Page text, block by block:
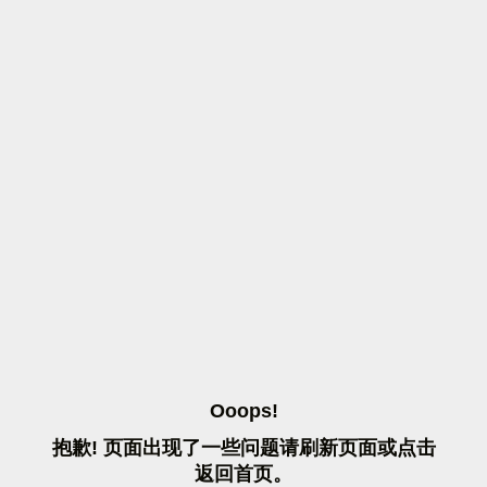
OOOPS!
抱歉! 页面出现了一些问题请刷 新页面或点击
返 回首页。